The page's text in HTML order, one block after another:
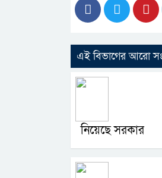
এই বিভাগের আরো
নিয়েছে সরকার